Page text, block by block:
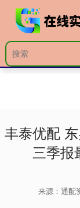
丰泰优配
三季报
来源：通配